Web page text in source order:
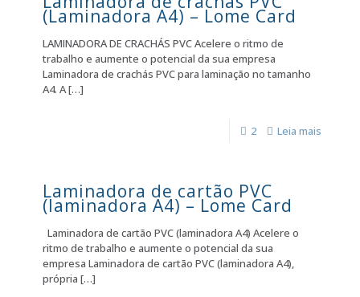
(Laminadora A4) – Lome Card
LAMINADORA DE CRACHÁS PVC Acelere o ritmo de
trabalho e aumente o potencial da sua empresa
Laminadora de crachás PVC para laminação no tamanho
A4. A[…]
2 Leia mais
Laminadora de cartão PVC
(laminadora A4) – Lome Card
Laminadora de cartão PVC (laminadora A4) Acelere o
ritmo de trabalho e aumente o potencial da sua
empresa Laminadora de cartão PVC (laminadora A4),
própria […]